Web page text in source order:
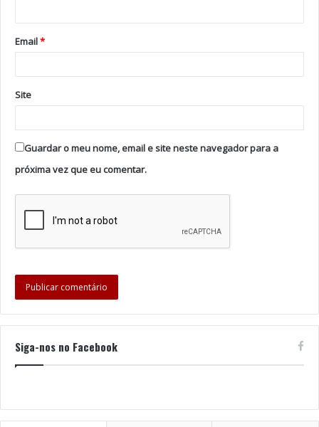
Email*
Site
Guardar o meu nome, email e site neste navegador para a
próxima vez que eu comentar.
Siga-nos no Facebook